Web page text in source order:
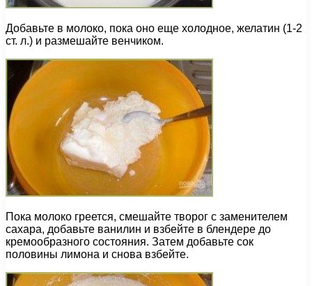
Добавьте в молоко, пока оно еще холодное, желатин (1-2
ст. л.) и размешайте венчиком.
Пока молоко греется, смешайте творог с заменителем
сахара, добавьте ванилин и взбейте в блендере до
кремообразного состояния. Затем добавьте сок
половины лимона и снова взбейте.